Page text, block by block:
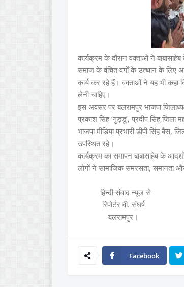
कार्यक्रम के दौरान वक्ताओं ने
समाज के वंचित वर्गों के उत्थान के लिए
कार्य कर रहे हैं। वक्ताओं ने यह भी कहा
लेनी चाहिए।
इस अवसर पर बलरामपुर भाजपा
प्रकाश सिंह ‘गुड्डू’, प्रदीप सिंह,जिला
भाजपा मीडिया प्रभारी डीपी सिंह बैस,
उपस्थित रहे।
कार्यक्रम का समापन बाबासाहेब के
लोगों ने सामाजिक समरसता, समानता
हिन्दी संवाद न्यूज से
रिपोर्टर वी. संघर्ष
बलरामपुर।
Facebook